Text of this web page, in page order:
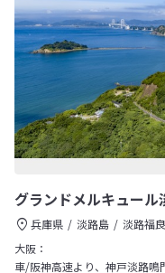
グランドメルキュー
兵庫県 淡路島
淡路福良
大阪：
車/阪神高速より、神戸淡路鳴